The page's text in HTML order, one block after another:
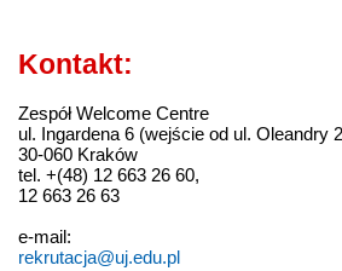
Kontakt:
Zespół Welcome Centre
ul. Ingardena 6 (wejście od ul. Oleandry
30-060 Kraków
tel. +(48) 12 663 26 60,
12 663 26 63
e-mail:
rekrutacja@uj.edu.pl